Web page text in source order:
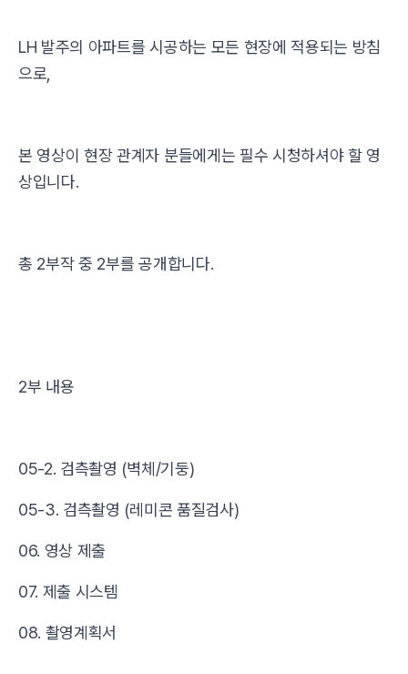
LH 발주의 아파트를 시공하는 모든 현장에 적용되는 방침
으로,
본 영상이 현장 관계자 분들에게는 필수 시청하셔야 할 영
상입니다.
총 2부작 중 2부를 공개합니다.
2부 내용
05-2. 검측촬영 (벽체/기둥)
05-3. 검측촬영 (레미콘 품질검사)
06. 영상 제출
07. 제출 시스템
08. 촬영계획서